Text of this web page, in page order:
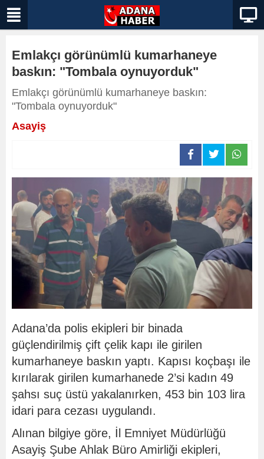
Emlakçı görünümlü kumarhaneye
baskın: "Tombala oynuyorduk"
Emlakçı görünümlü kumarhaneye baskın:
"Tombala oynuyorduk"
Asayiş
Adana’da polis ekipleri bir binada
güçlendirilmiş çift çelik kapı ile girilen
kumarhaneye baskın yaptı. Kapısı koçbaşı ile
kırılarak girilen kumarhanede 2’si kadın 49
şahsı suç üstü yakalanırken, 453 bin 103 lira
idari para cezası uygulandı.
Alınan bilgiye göre, İl Emniyet Müdürlüğü
Asayiş Şube Ahlak Büro Amirliği ekipleri,